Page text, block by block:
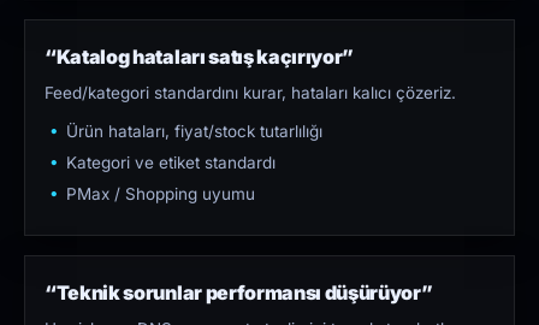
“Katalog hataları satış kaçırıyor”
Feed/kategori standardını kurar, hataları kalıcı çözeriz.
Ürün hataları, fiyat/stock tutarlılığı
Kategori ve etiket standardı
PMax / Shopping uyumu
“Teknik sorunlar performansı düşürüyor”